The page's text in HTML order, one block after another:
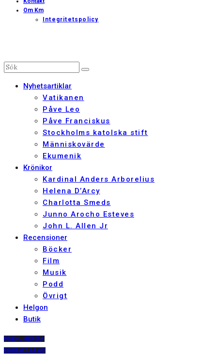
Om Km
Integritetspolicy
Nyhetsartiklar
Vatikanen
Påve Leo
Påve Franciskus
Stockholms katolska stift
Människovärde
Ekumenik
Krönikor
Kardinal Anders Arborelius
Helena D’Arcy
Charlotta Smeds
Junno Arocho Esteves
John L. Allen Jr
Recensioner
Böcker
Film
Musik
Podd
Övrigt
Helgon
Butik
PRENUMERERA
DIGITALT ARKIV